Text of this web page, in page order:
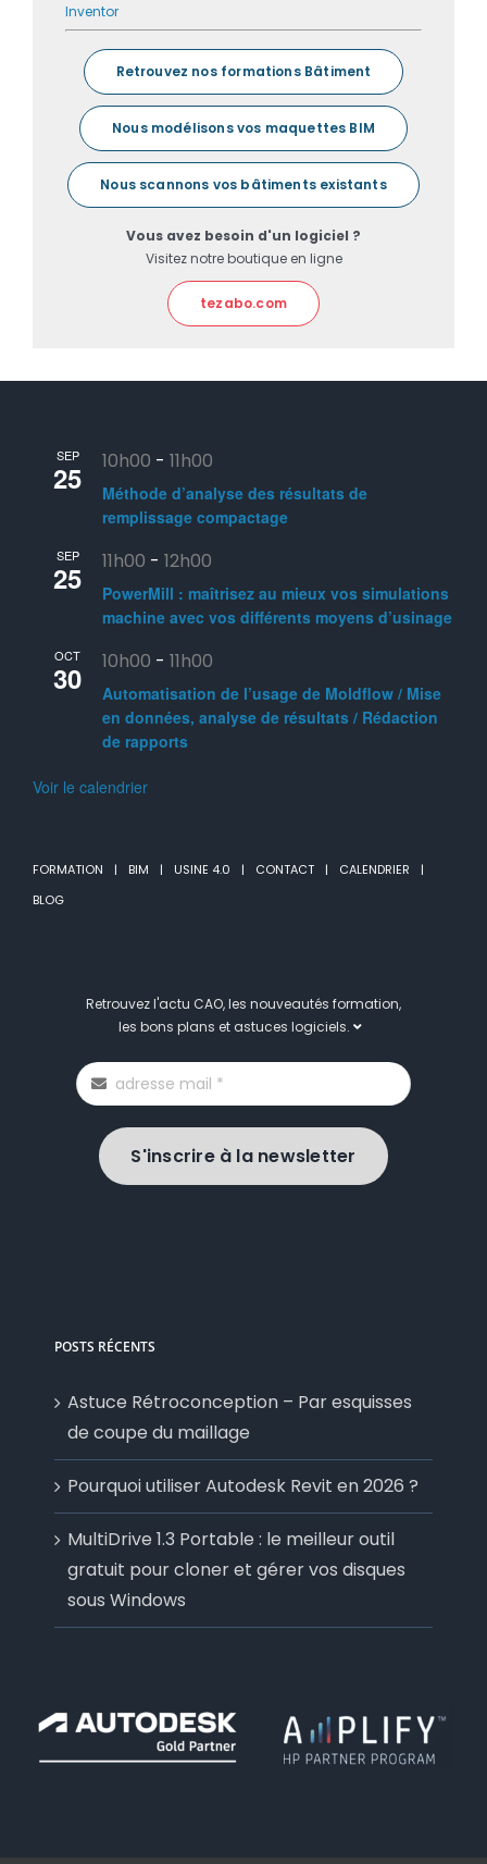
Inventor
Retrouvez nos formations Bâtiment
Nous modélisons vos maquettes BIM
Nous scannons vos bâtiments existants
Vous avez besoin d'un logiciel ?
Visitez notre boutique en ligne
tezabo.com
SEP
25 10h00 - 11h00
Méthode d’analyse des résultats de
remplissage compactage
SEP
25 11h00 - 12h00
PowerMill : maîtrisez au mieux vos simulations
machine avec vos différents moyens d’usinage
OCT
30 10h00 - 11h00
Automatisation de l’usage de Moldflow / Mise
en données, analyse de résultats / Rédaction
de rapports
Voir le calendrier
FORMATION BIM USINE 4.0 CONTACT
CALENDRIER
BLOG
Retrouvez l'actu CAO, les nouveautés formation,
les bons plans et astuces logiciels.
S'inscrire à la newsletter
POSTS RÉCENTS
Astuce Rétroconception – Par esquisses
de coupe du maillage
Pourquoi utiliser Autodesk Revit en 2026 ?
MultiDrive 1.3 Portable : le meilleur outil
gratuit pour cloner et gérer vos disques
sous Windows